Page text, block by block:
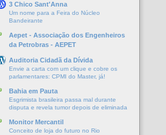
3 Chico Sant'Anna
Um nome para a Feira do Núcleo
Bandeirante
Aepet - Associação dos Engenheiros
da Petrobras - AEPET
Auditoria Cidadã da Dívida
Envie a carta com um clique e cobre os
parlamentares: CPMI do Master, já!
Bahia em Pauta
Esgrimista brasileira passa mal durante
disputa e revela tumor depois de eliminada
Monitor Mercantil
Conceito de loja do futuro no Rio